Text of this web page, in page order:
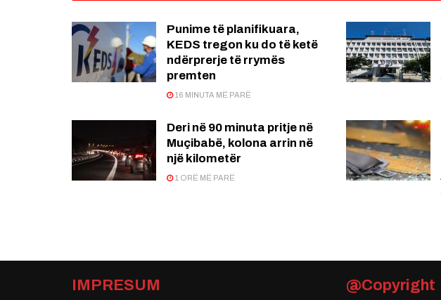
Punime të planifikuara,
KEDS tregon ku do të ketë
ndërprerje të rrymës
premten
16 MINUTA MË PARË
Deri në 90 minuta pritje në
Muçibabë, kolona arrin në
një kilometër
1 ORË MË PARË
IMPRESUM @Copyright